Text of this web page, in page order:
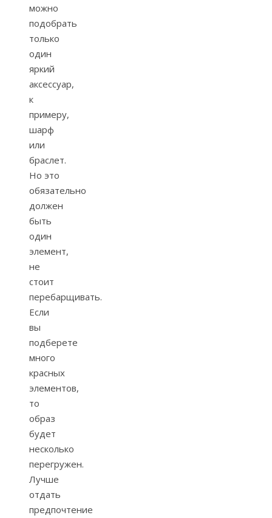
можно
подобрать
только
один
яркий
аксессуар,
к
примеру,
шарф
или
браслет.
Но это
обязательно
должен
быть
один
элемент,
не
стоит
перебарщивать.
Если
вы
подберете
много
красных
элементов,
то
образ
будет
несколько
перегружен.
Лучше
отдать
предпочтение